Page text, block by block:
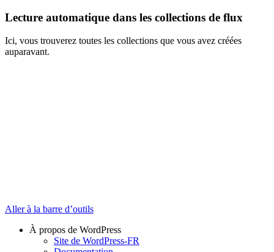
Lecture automatique dans les collections de flux
Ici, vous trouverez toutes les collections que vous avez créées
auparavant.
Aller à la barre d’outils
À propos de WordPress
Site de WordPress-FR